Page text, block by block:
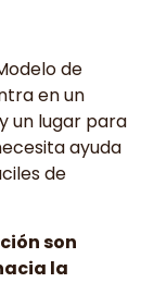
de
en un
un lugar para
ayuda
de
son
la